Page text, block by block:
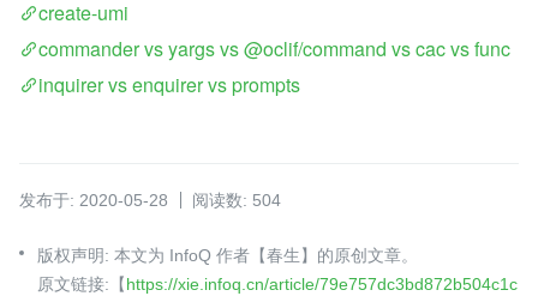
create-umi
commander vs yargs vs @oclif/command vs cac vs func
inquirer vs enquirer vs prompts
发布于: 2020-05-28 阅读数: 504
版权声明: 本文为 InfoQ 作者【春生】的原创文章。
原文链接:【https://xie.infoq.cn/article/79e757dc3bd872b504c1c